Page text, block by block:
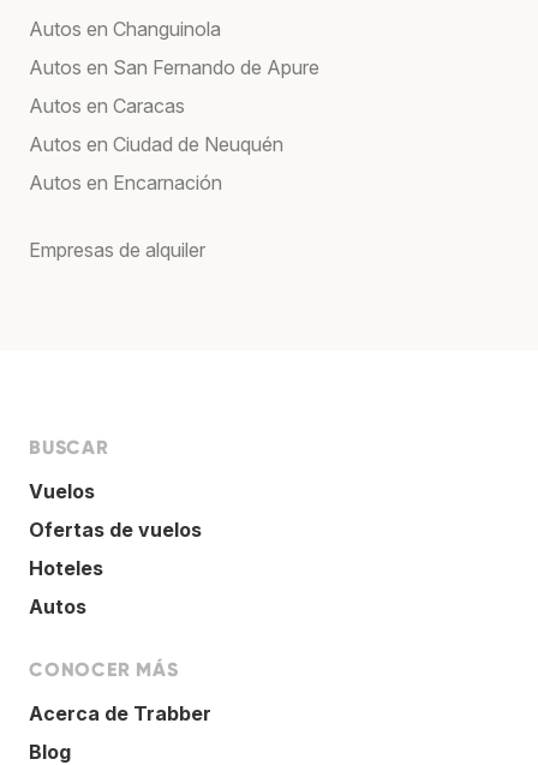
Autos en Changuinola
Autos en San Fernando de Apure
Autos en Caracas
Autos en Ciudad de Neuquén
Autos en Encarnación
Empresas de alquiler
BUSCAR
Vuelos
Ofertas de vuelos
Hoteles
Autos
CONOCER MÁS
Acerca de Trabber
Blog